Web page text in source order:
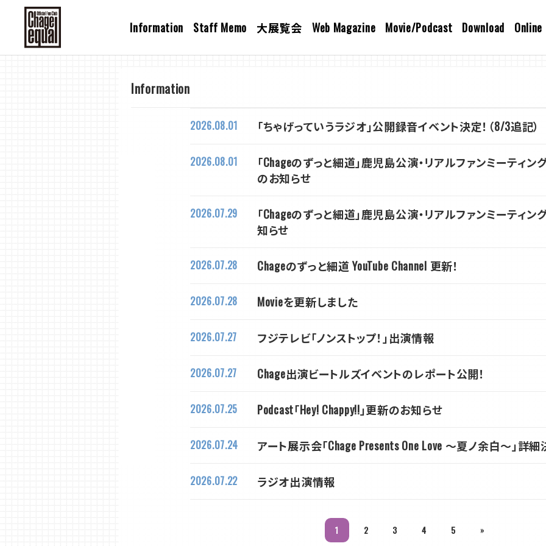
Information Staff Memo 大展覧会 Web Magazine Movie/Podcast Download Online
Information
2026.08.01 「ちゃげっていうラジオ」公開録音イベント決定！（8/3追記）
2026.08.01
「Chageのずっと細道」鹿児島公演・リアルファンミーティ
のお知らせ
2026.07.29
「Chageのずっと細道」鹿児島公演・リアルファンミーティ
知らせ
2026.07.28 Chageのずっと細道 YouTube Channel 更新！
2026.07.28 Movieを更新しました
2026.07.27 フジテレビ「ノンストップ！」出演情報
2026.07.27 Chage出演ビートルズイベントのレポート公開！
2026.07.25 Podcast「Hey! Chappy!!」更新のお知らせ
2026.07.24 アート展示会「Chage Presents One Love ～夏ノ余白～」詳細
2026.07.22 ラジオ出演情報
1 2 3 4 5 »